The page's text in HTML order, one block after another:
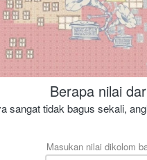
Berapa nilai
sangat tidak bagus sekali,
Masukan nilai dikolom